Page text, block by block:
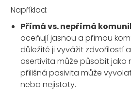
Například:
Přímá vs. nepřímá
oceňují jasnou a přímou
důležité ji vyvážit zdvořilostí
asertivita může působit
přílišná pasivita může
nebo nejistoty.